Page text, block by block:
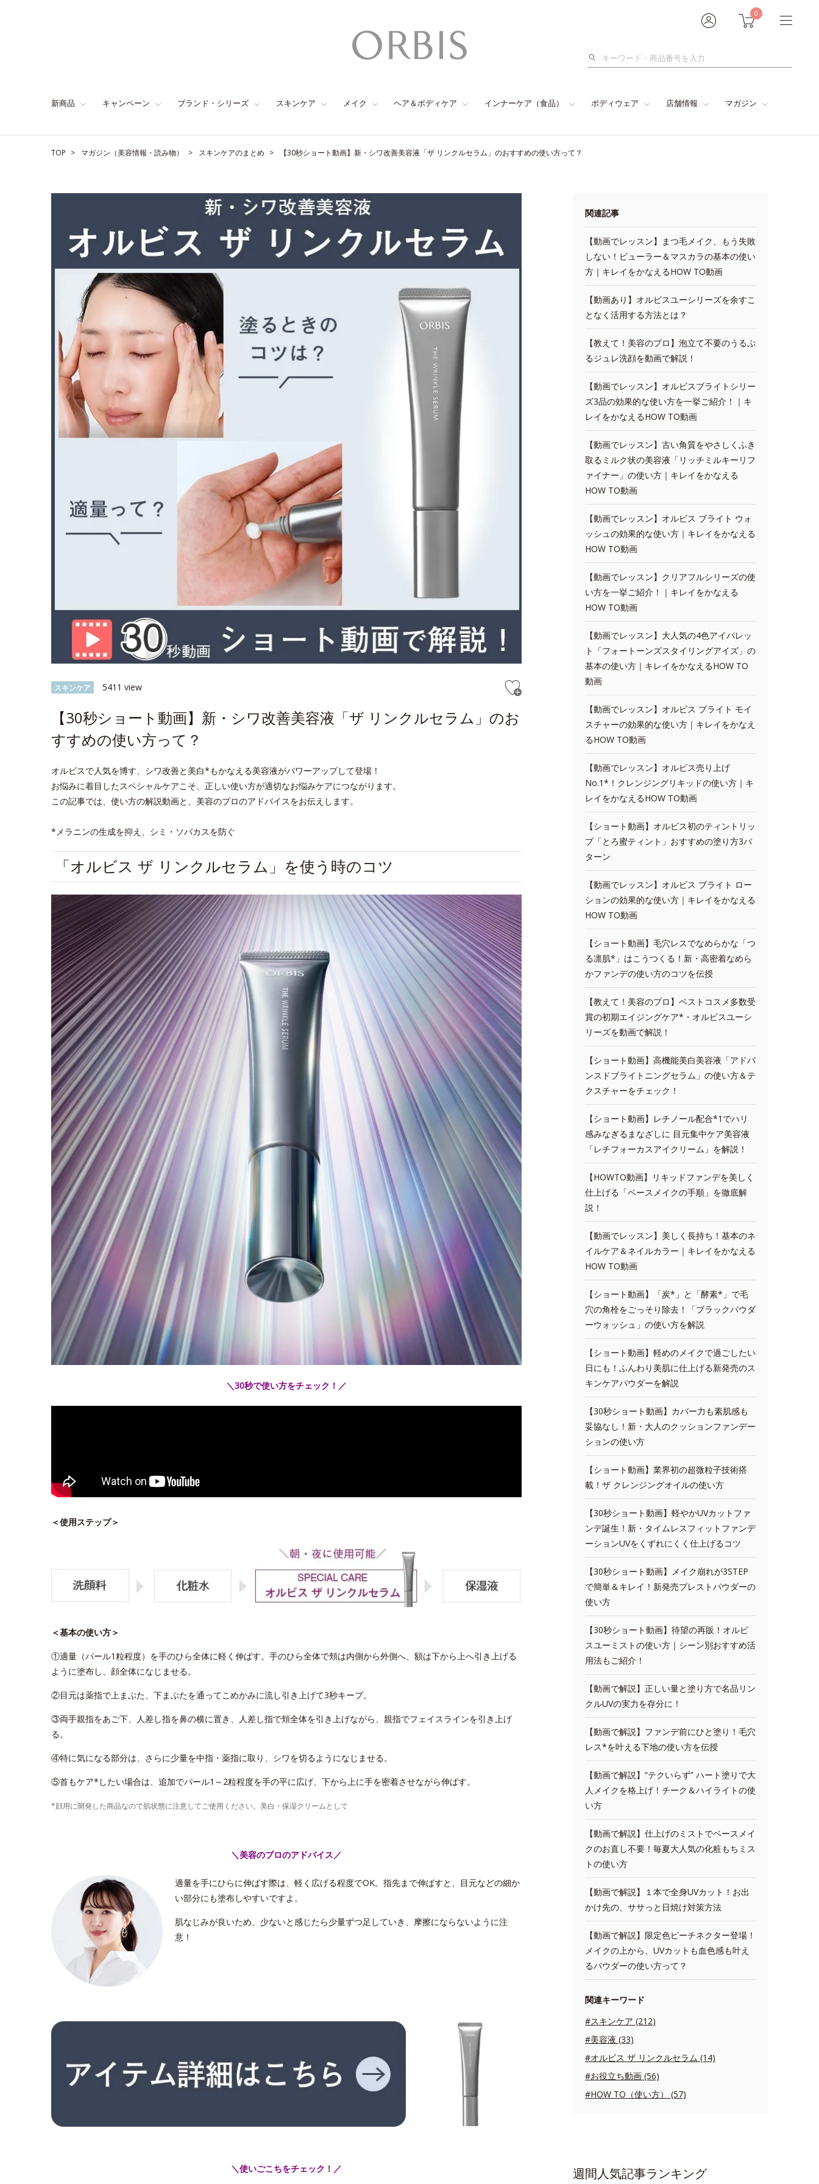
0
検
新商品 キャンペーン ブランド・シリーズ スキンケア メイク ヘア＆ボディケア インナーケア（食品） ボディウェア 店舗情報 マガジン
TOP マガジン（美容情報・読み物） スキンケアのまとめ 【30秒ショート動画】新・シワ改善美容液「ザ リンクルセラム」のおすすめの使い方って？
スキンケア 5411 view
【30秒ショート動画】新・シワ改善美容液「ザ リンクルセラム」のお
すすめの使い方って？
オルビスで人気を博す、シワ改善と美白*もかなえる美容液がパワーアップして登場！
お悩みに着目したスペシャルケアこそ、正しい使い方が適切なお悩みケアにつながります。
この記事では、使い方の解説動画と、美容のプロのアドバイスをお伝えします。
*メラニンの生成を抑え、シミ・ソバカスを防ぐ
「オルビス ザ リンクルセラム」を使う時のコツ
＼30秒で使い方をチェック！／
＜使用ステップ＞
＜基本の使い方＞
①適量（パール1粒程度）を手のひら全体に軽く伸ばす。手のひら全体で頬は内側から外側へ、額は下から上へ引き上げる
ように塗布し、顔全体になじませる。
②目元は薬指で上まぶた、下まぶたを通ってこめかみに流し引き上げて3秒キープ。
③両手親指をあご下、人差し指を鼻の横に置き、人差し指で頬全体を引き上げながら、親指でフェイスラインを引き上げ
る。
④特に気になる部分は、さらに少量を中指・薬指に取り、シワを切るようになじませる。
⑤首もケア*したい場合は、追加でパール1～2粒程度を手の平に広げ、下から上に手を密着させながら伸ばす。
*顔用に開発した商品なので肌状態に注意してご使用ください。美白・保湿クリームとして
＼美容のプロのアドバイス／
適量を手にひらに伸ばす際は、軽く広げる程度でOK。指先まで伸ばすと、目元などの細か
い部分にも塗布しやすいですよ。
肌なじみが良いため、少ないと感じたら少量ずつ足していき、摩擦にならないように注
意！
＼使いごこちをチェック！／
関連記事
【動画でレッスン】まつ毛メイク、もう失敗
しない！ビューラー＆マスカラの基本の使い
方｜キレイをかなえるHOW TO動画
【動画あり】オルビスユーシリーズを余すこ
となく活用する方法とは？
【教えて！美容のプロ】泡立て不要のうるぷ
るジュレ洗顔を動画で解説！
【動画でレッスン】オルビスブライトシリー
ズ3品の効果的な使い方を一挙ご紹介！｜キ
レイをかなえるHOW TO動画
【動画でレッスン】古い角質をやさしくふき
取るミルク状の美容液「リッチミルキーリフ
ァイナー」の使い方｜キレイをかなえる
HOW TO動画
【動画でレッスン】オルビス ブライト ウォ
ッシュの効果的な使い方｜キレイをかなえる
HOW TO動画
【動画でレッスン】クリアフルシリーズの使
い方を一挙ご紹介！｜キレイをかなえる
HOW TO動画
【動画でレッスン】大人気の4色アイパレッ
ト「フォートーンズスタイリングアイズ」の
基本の使い方｜キレイをかなえるHOW TO
動画
【動画でレッスン】オルビス ブライト モイ
スチャーの効果的な使い方｜キレイをかなえ
るHOW TO動画
【動画でレッスン】オルビス売り上げ
No.1*！クレンジングリキッドの使い方｜キ
レイをかなえるHOW TO動画
【ショート動画】オルビス初のティントリッ
プ「とろ蜜ティント」おすすめの塗り方3パ
ターン
【動画でレッスン】オルビス ブライト ロー
ションの効果的な使い方｜キレイをかなえる
HOW TO動画
【ショート動画】毛穴レスでなめらかな「つ
る凛肌*」はこうつくる！新・高密着なめら
かファンデの使い方のコツを伝授
【教えて！美容のプロ】ベストコスメ多数受
賞の初期エイジングケア*・オルビスユーシ
リーズを動画で解説！
【ショート動画】高機能美白美容液「アドバ
ンスドブライトニングセラム」の使い方＆テ
クスチャーをチェック！
【ショート動画】レチノール配合*1でハリ
感みなぎるまなざしに 目元集中ケア美容液
「レチフォーカスアイクリーム」を解説！
【HOWTO動画】リキッドファンデを美しく
仕上げる「ベースメイクの手順」を徹底解
説！
【動画でレッスン】美しく長持ち！基本のネ
イルケア＆ネイルカラー｜キレイをかなえる
HOW TO動画
【ショート動画】「炭*」と「酵素*」で毛
穴の角栓をごっそり除去！「ブラックパウダ
ーウォッシュ」の使い方を解説
【ショート動画】軽めのメイクで過ごしたい
日にも！ふんわり美肌に仕上げる新発売のス
キンケアパウダーを解説
【30秒ショート動画】カバー力も素肌感も
妥協なし！新・大人のクッションファンデー
ションの使い方
【ショート動画】業界初の超微粒子技術搭
載！ザ クレンジングオイルの使い方
【30秒ショート動画】軽やかUVカットファ
ンデ誕生！新・タイムレスフィットファンデ
ーションUVをくずれにくく仕上げるコツ
【30秒ショート動画】メイク崩れが3STEP
で簡単＆キレイ！新発売プレストパウダーの
使い方
【30秒ショート動画】待望の再販！オルビ
スユーミストの使い方｜シーン別おすすめ活
用法もご紹介！
【動画で解説】正しい量と塗り方で名品リン
クルUVの実力を存分に！
【動画で解説】ファンデ前にひと塗り！毛穴
レス*を叶える下地の使い方を伝授
【動画で解説】“テクいらず” ハート塗りで大
人メイクを格上げ！チーク＆ハイライトの使
い方
【動画で解説】仕上げのミストでベースメイ
クのお直し不要！毎夏大人気の化粧もちミス
トの使い方
【動画で解説】１本で全身UVカット！お出
かけ先の、ササっと日焼け対策方法
【動画で解説】限定色ピーチネクター登場！
メイクの上から、UVカットも血色感も叶え
るパウダーの使い方って？
関連キーワード
#スキンケア (212)
#美容液 (33)
#オルビス ザ リンクルセラム (14)
#お役立ち動画 (56)
#HOW TO（使い方） (57)
週間人気記事ランキング